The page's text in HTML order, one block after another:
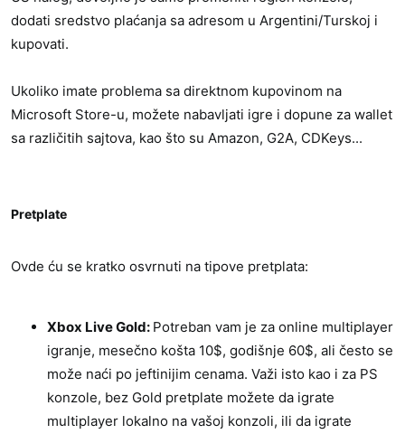
dodati sredstvo plaćanja sa adresom u Argentini/Turskoj i
kupovati.
Ukoliko imate problema sa direktnom kupovinom na
Microsoft Store-u, možete nabavljati igre i dopune za wallet
sa različitih sajtova, kao što su Amazon, G2A, CDKeys...
Pretplate​
Ovde ću se kratko osvrnuti na tipove pretplata:
Xbox Live Gold: Potreban vam je za online multiplayer
igranje, mesečno košta 10$, godišnje 60$, ali često se
može naći po jeftinijim cenama. Važi isto kao i za PS
konzole, bez Gold pretplate možete da igrate
multiplayer lokalno na vašoj konzoli, ili da igrate